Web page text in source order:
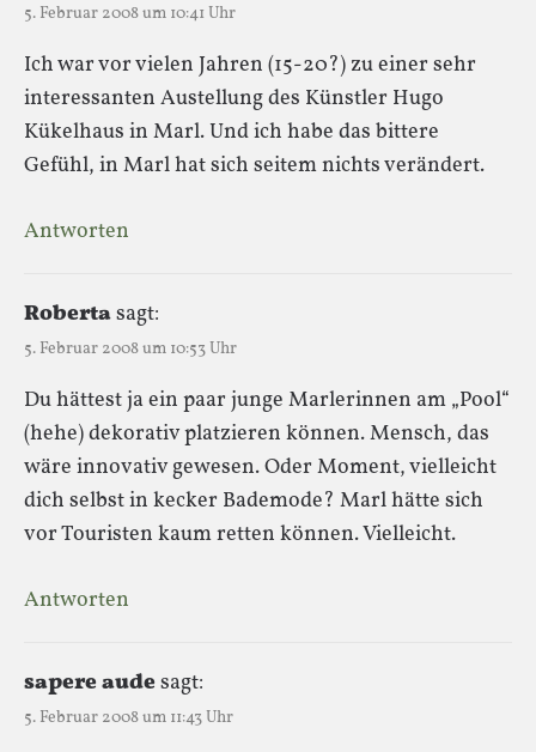
5. Februar 2008 um 10:41 Uhr
Ich war vor vielen Jahren (15-20?) zu einer sehr
interessanten Austellung des Künstler Hugo
Kükelhaus in Marl. Und ich habe das bittere
Gefühl, in Marl hat sich seitem nichts verändert.
Antworten
Robertasagt:
5. Februar 2008 um 10:53 Uhr
Du hättest ja ein paar junge Marlerinnen am „Pool“
(hehe) dekorativ platzieren können. Mensch, das
wäre innovativ gewesen. Oder Moment, vielleicht
dich selbst in kecker Bademode? Marl hätte sich
vor Touristen kaum retten können. Vielleicht.
Antworten
sapere audesagt:
5. Februar 2008 um 11:43 Uhr